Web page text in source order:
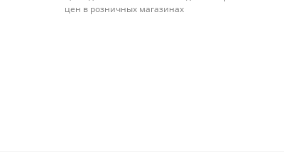
цен в розничных магазинах